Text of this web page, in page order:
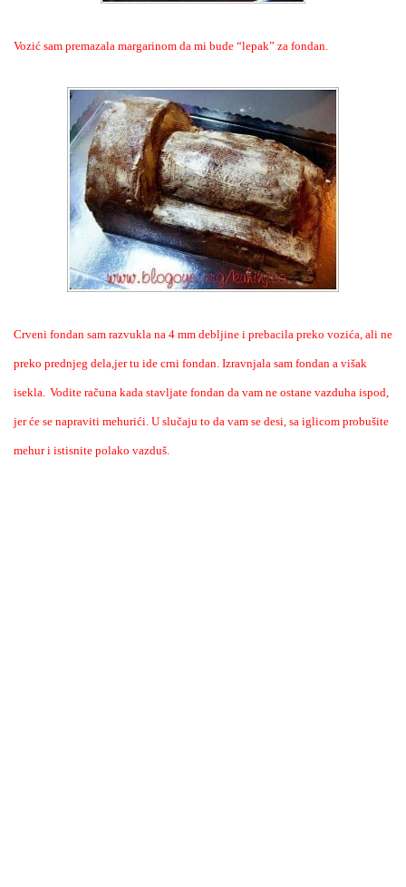
Vozić sam premazala margarinom da mi bude “lepak” za fondan.
Crveni fondan sam razvukla na 4 mm debljine i prebacila preko vozića, ali ne
preko prednjeg dela,jer tu ide crni fondan. Izravnjala sam fondan a višak
isekla. Vodite računa kada stavljate fondan da vam ne ostane vazduha ispod,
jer će se napraviti mehurići. U slučaju to da vam se desi, sa iglicom probušite
mehur i istisnite polako vazduš.